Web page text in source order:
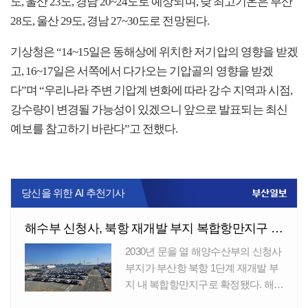
28도, 울산 29도, 경남 27~30도로 전망된다.
기상청은 “14~15일은 동해상에 위치한 저기압의 영향을 받겠
고, 16~17일은 서쪽에서 다가오는 기압골의 영향을 받겠
다”며 “우리나라 주변 기압계 변화에 따라 강수 지역과 시점,
강수량이 변경될 가능성이 있겠으니 앞으로 발표되는 최신
예보를 참고하기 바란다”고 전했다.